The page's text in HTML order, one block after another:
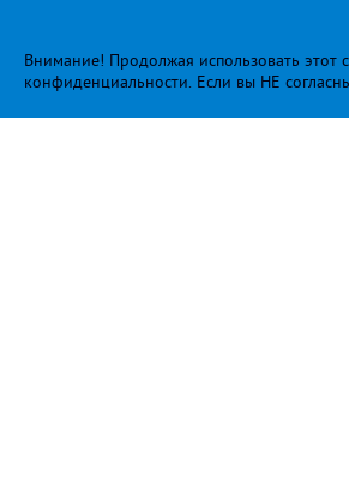
Внимание! Продолжая использовать этот
конфиденциальности. Если вы НЕ